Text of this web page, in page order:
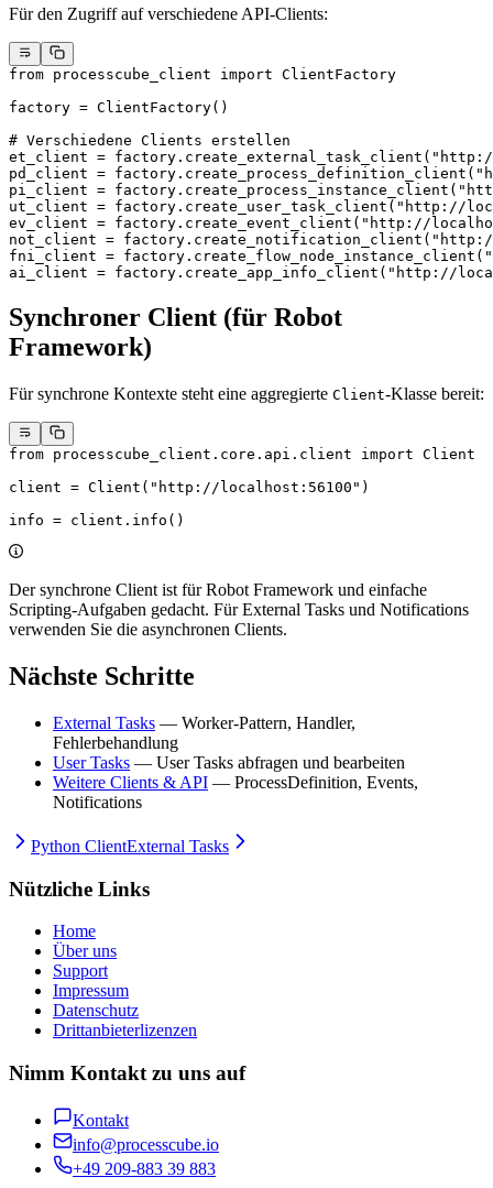
Für den Zugriff auf verschiedene API-Clients:
from processcube_client import ClientFactory
factory = ClientFactory()
# Verschiedene Clients erstellen
et_client = factory.create_external_task_client(
pd_client = factory.create_process_definition_client(
pi_client = factory.create_process_instance_client(
ut_client = factory.create_user_task_client( "http://
ev_client = factory.create_event_client( "http://
not_client = factory.create_notification_client(
fni_client = factory.create_flow_node_instance_client(
ai_client = factory.create_app_info_client( "http://
Synchroner Client (für Robot
Framework)
Für synchrone Kontexte steht eine aggregierte Client-Klasse bereit:
from processcube_client.core.api.client import Client
client = Client( "http://localhost:56100" )
info = client.info()
Der synchrone Client ist für Robot Framework und einfache
Scripting-Aufgaben gedacht. Für External Tasks und Notifications
verwenden Sie die asynchronen Clients.
Nächste Schritte
External Tasks — Worker-Pattern, Handler,
Fehlerbehandlung
User Tasks — User Tasks abfragen und bearbeiten
Weitere Clients & API — ProcessDefinition, Events,
Notifications
Python ClientExternal Tasks
Nützliche Links
Home
Über uns
Support
Impressum
Datenschutz
Drittanbieterlizenzen
Nimm Kontakt zu uns auf
Kontakt
info@processcube.io
+49 209-883 39 883